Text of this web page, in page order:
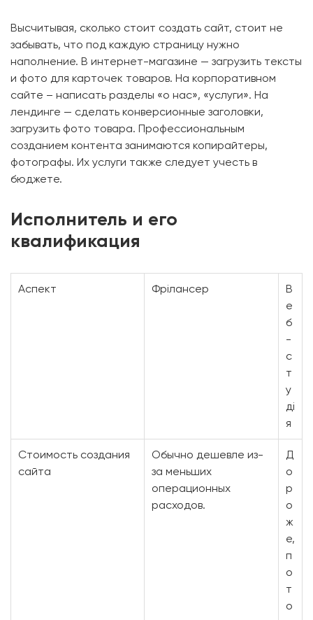
Высчитывая, сколько стоит создать сайт, стоит не
забывать, что под каждую страницу нужно
наполнение. В интернет-магазине — загрузить тексты
и фото для карточек товаров. На корпоративном
сайте – написать разделы «о нас», «услуги». На
лендинге — сделать конверсионные заголовки,
загрузить фото товара. Профессиональным
созданием контента занимаются копирайтеры,
фотографы. Их услуги также следует учесть в
бюджете.
Исполнитель и его
квалификация
Аспект Фрілансер
В
е
б
-
с
т
у
ді
я
Стоимость создания
сайта
Обычно дешевле из-
за меньших
операционных
расходов.
Д
о
р
о
ж
е,
п
о
т
о